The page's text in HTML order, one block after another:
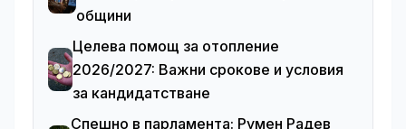
общини
Целева помощ за отопление
2026/2027: Важни срокове и условия
за кандидатстване
Спешно в парламента: Румен Радев